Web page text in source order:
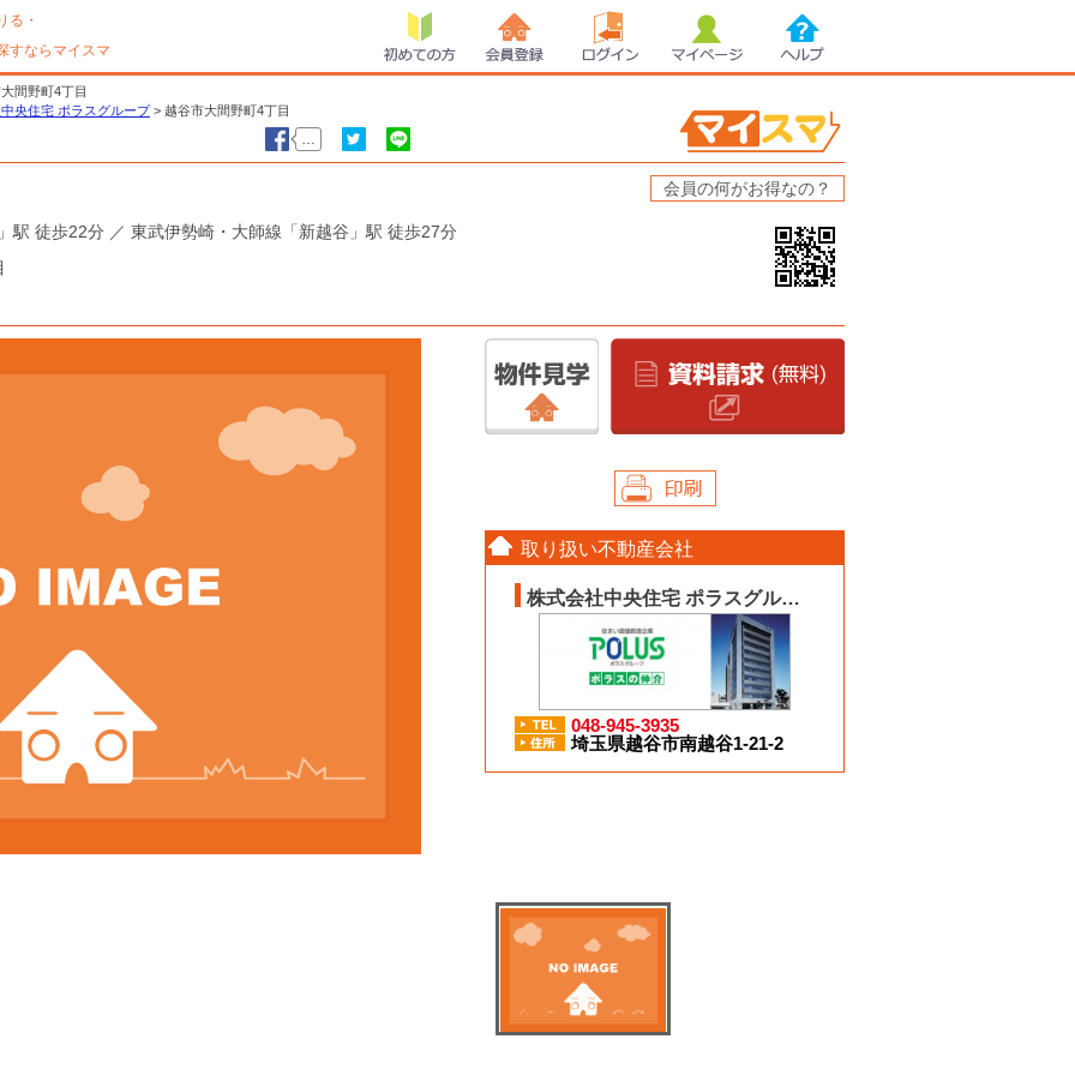
る・
すならマイスマ
ヘルプ
マイページ
ログイン
会員登録
初めての方
間野町4丁目
央住宅 ポラスグループ> 越谷市大間野町4丁目
…
会員の何がお得なの？
駅 徒歩22分 ／ 東武伊勢崎・大師線「新越谷」駅 徒歩27分
取り扱い不動産会社
株式会社中央住宅 ポラスグループ
048-945-3935
埼玉県越谷市南越谷1-21-2